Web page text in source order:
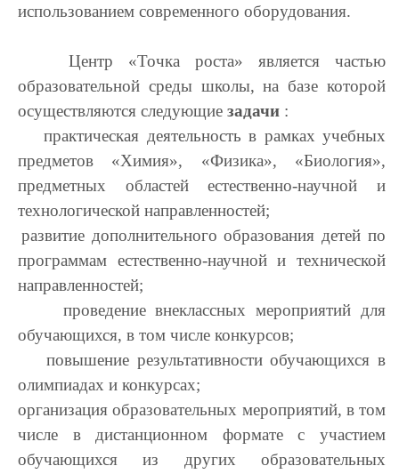
использованием современного оборудования.
Центр «Точка роста» является частью
образовательной среды школы, на базе которой
осуществляются следующие задачи :
практическая деятельность в рамках учебных
предметов «Химия», «Физика», «Биология»,
предметных областей естественно-научной и
технологической направленностей;
развитие дополнительного образования детей по
программам естественно-научной и технической
направленностей;
проведение внеклассных мероприятий для
обучающихся, в том числе конкурсов;
повышение результативности обучающихся в
олимпиадах и конкурсах;
организация образовательных мероприятий, в том
числе в дистанционном формате с участием
обучающихся из других образовательных